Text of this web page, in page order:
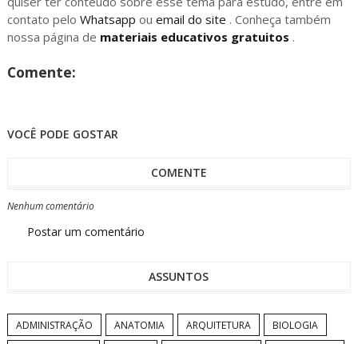
contato pelo Whatsapp ou email do site . Conheça também
nossa página de materiais educativos gratuitos .
Comente:
VOCÊ PODE GOSTAR
COMENTE
Nenhum comentário
Postar um comentário
ASSUNTOS
ADMINISTRAÇÃO ANATOMIA ARQUITETURA
BIOLOGIA